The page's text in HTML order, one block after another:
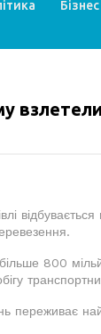
Бізнес
800
переживає